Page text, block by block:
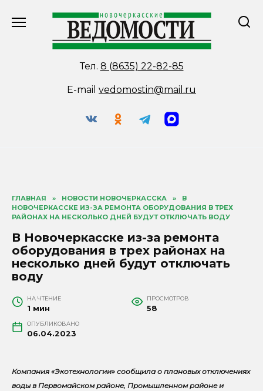
Тел. 8 (8635) 22-82-85
E-mail vedomostin@mail.ru
ГЛАВНАЯ » НОВОСТИ НОВОЧЕРКАССКА »
В
НОВОЧЕРКАССКЕ ИЗ-ЗА РЕМОНТА ОБОРУДОВАНИЯ В ТРЕХ
РАЙОНАХ НА НЕСКОЛЬКО ДНЕЙ БУДУТ ОТКЛЮЧАТЬ ВОДУ
В Новочеркасске из-за ремонта
оборудования в трех районах на
несколько дней будут отключать
воду
НА ЧТЕНИЕ
1 мин
ПРОСМОТРОВ
58
ОПУБЛИКОВАНО
06.04.2023
Компания «Экотехнологии» сообщила о плановых отключениях
воды в Первомайском районе, Промышленном районе и